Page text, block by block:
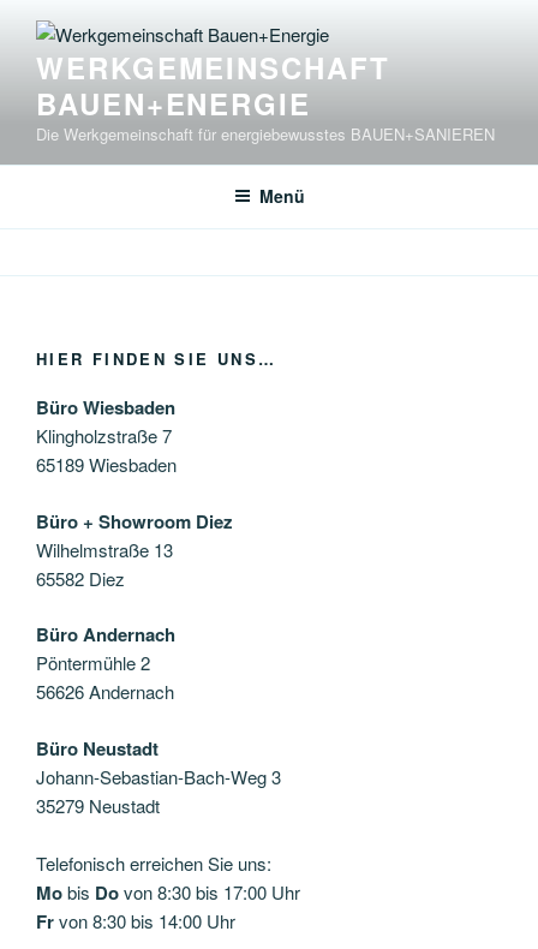
Inhalt
springenWERKGEMEINSCHAFT
BAUEN+ENERGIE
Die Werkgemeinschaft für energiebewusstes BAUEN+SANIEREN
Menü
HIER FINDEN SIE UNS…
Büro Wiesbaden
Klingholzstraße 7
65189 Wiesbaden
Büro + Showroom Diez
Wilhelmstraße 13
65582 Diez
Büro Andernach
Pöntermühle 2
56626 Andernach
Büro Neustadt
Johann-Sebastian-Bach-Weg 3
35279 Neustadt
Telefonisch erreichen Sie uns:
Mobis Dovon 8:30 bis 17:00 Uhr
Frvon 8:30 bis 14:00 Uhr